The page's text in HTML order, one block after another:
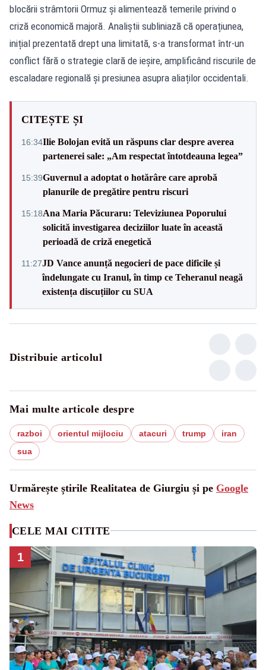
blocării strâmtorii Ormuz și alimentează temerile privind o
criză economică majoră. Analiștii subliniază că operațiunea,
inițial prezentată drept una limitată, s-a transformat într-un
conflict fără o strategie clară de ieșire, amplificând riscurile de
escaladare regională și presiunea asupra aliaților occidentali.
CITEȘTE ȘI
16:34Ilie Bolojan evită un răspuns clar despre averea
partenerei sale: „Am respectat întotdeauna legea”
15:39Guvernul a adoptat o hotărâre care aprobă
planurile de pregătire pentru riscuri
15:18Ana Maria Păcuraru: Televiziunea Poporului
solicită investigarea deciziilor luate în această
perioadă de criză enegetică
11:27JD Vance anunță negocieri de pace dificile și
îndelungate cu Iranul, în timp ce Teheranul neagă
existența discuțiilor cu SUA
Distribuie articolul
Mai multe articole despre
razboi orientul mijlociu atacuri trump
iran
sua
Urmărește știrile Realitatea de Giurgiu și pe Google
News
CELE MAI CITITE
1